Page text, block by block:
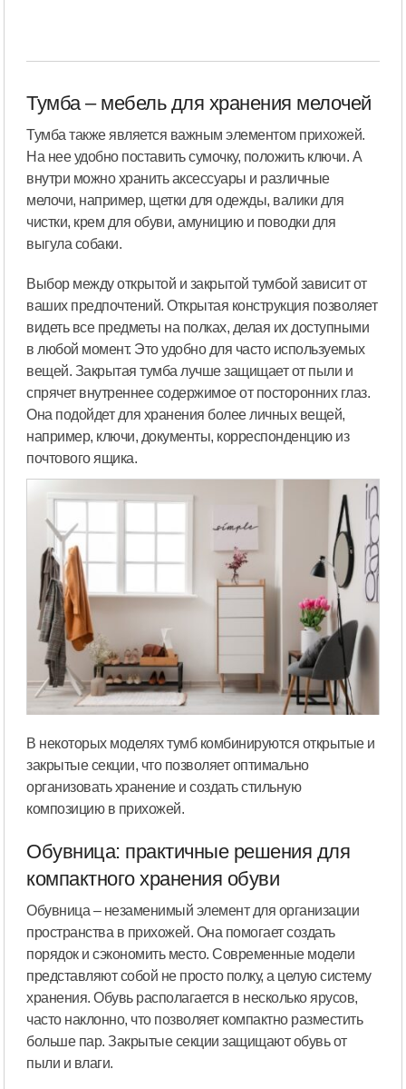
Тумба – мебель для хранения мелочей
Тумба также является важным элементом прихожей.
На нее удобно поставить сумочку, положить ключи. А
внутри можно хранить аксессуары и различные
мелочи, например, щетки для одежды, валики для
чистки, крем для обуви, амуницию и поводки для
выгула собаки.
Выбор между открытой и закрытой тумбой зависит от
ваших предпочтений. Открытая конструкция позволяет
видеть все предметы на полках, делая их доступными
в любой момент. Это удобно для часто используемых
вещей. Закрытая тумба лучше защищает от пыли и
спрячет внутреннее содержимое от посторонних глаз.
Она подойдет для хранения более личных вещей,
например, ключи, документы, корреспонденцию из
почтового ящика.
В некоторых моделях тумб комбинируются открытые и
закрытые секции, что позволяет оптимально
организовать хранение и создать стильную
композицию в прихожей.
Обувница: практичные решения для
компактного хранения обуви
Обувница – незаменимый элемент для организации
пространства в прихожей. Она помогает создать
порядок и сэкономить место. Современные модели
представляют собой не просто полку, а целую систему
хранения. Обувь располагается в несколько ярусов,
часто наклонно, что позволяет компактно разместить
больше пар. Закрытые секции защищают обувь от
пыли и влаги.